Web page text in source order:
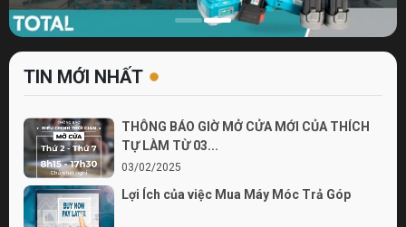
TIN MỚI NHẤT
THÔNG BÁO GIỜ MỞ CỬA MỚI CỦA THÍCH
TỰ LÀM TỪ 03...
03/02/2025
Lợi Ích của việc Mua Máy Móc Trả Góp